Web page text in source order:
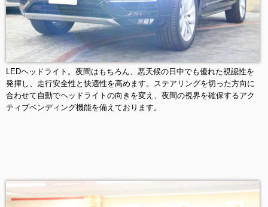
LEDヘッドライト。夜間はもちろん、悪天候の日中でも優れた視認性を
発揮し、走行安全性と快適性を高めます。ステアリングを切った方向に
合わせて自動でヘッドライトの向きを変え、夜間の視界を確保するアク
ティブベンディング機能を備えております。